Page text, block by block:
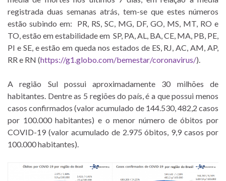
registrada duas semanas atrás, tem-se que estes números
estão subindo em: PR, RS, SC, MG, DF, GO, MS, MT, RO e
TO, estão em estabilidade em SP, PA, AL, BA, CE, MA, PB, PE,
PI e SE, e estão em queda nos estados de ES, RJ, AC, AM, AP,
RR e RN (https://g1.globo.com/bemestar/coronavirus/).
A região Sul possui aproximadamente 30 milhões de
habitantes. Dentre as 5 regiões do país, é a que possui menos
casos confirmados (valor acumulado de 144.530, 482,2 casos
por 100.000 habitantes) e o menor número de óbitos por
COVID-19 (valor acumulado de 2.975 óbitos, 9,9 casos por
100.000 habitantes).